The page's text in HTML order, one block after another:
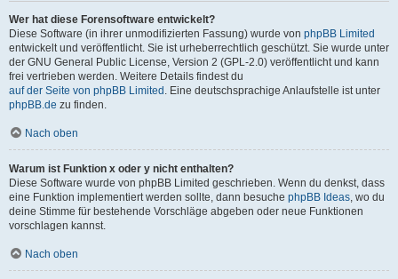
Wer hat diese Forensoftware entwickelt?
Diese Software (in ihrer unmodifizierten Fassung) wurde von phpBB Limited
entwickelt und veröffentlicht. Sie ist urheberrechtlich geschützt. Sie wurde unter
der GNU General Public License, Version 2 (GPL-2.0) veröffentlicht und kann
frei vertrieben werden. Weitere Details findest du
auf der Seite von phpBB Limited . Eine deutschsprachige Anlaufstelle ist unter
phpBB.de zu finden.
Nach oben
Warum ist Funktion x oder y nicht enthalten?
Diese Software wurde von phpBB Limited geschrieben. Wenn du denkst, dass
eine Funktion implementiert werden sollte, dann besuche phpBB Ideas, wo du
deine Stimme für bestehende Vorschläge abgeben oder neue Funktionen
vorschlagen kannst.
Nach oben